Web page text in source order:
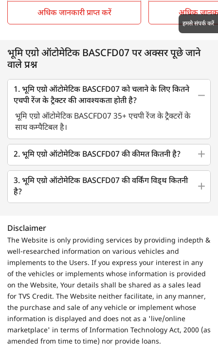
अधिक जानकारी प्राप्त करें अधिक
भूमि एग्रो ऑटोमेटिक BASCFD07 पर अक्सर पूछे जाने
वाले प्रश्न
1. भूमि एग्रो ऑटोमेटिक BASCFD07 को चलाने के लिए कितने
एचपी रेंज के ट्रैक्टर की आवश्यकता होती है?
भूमि एग्रो ऑटोमेटिक BASCFD07 35+ एचपी रेंज के ट्रैक्टरों के
साथ कम्पैटिबल है।
2. भूमि एग्रो ऑटोमेटिक BASCFD07 की कीमत कितनी है?
3. भूमि एग्रो ऑटोमेटिक BASCFD07 की वर्किंग विड्थ कितनी
है?
Disclaimer
The Website is only providing services by providing indepth &
well-researched information on various vehicles and
implements to the Users. If you express your interest in any
of the vehicles or implements whose information is provided
on the Website, Your details shall be shared as a sales lead
for TVS Credit. The Website neither facilitate, in any manner,
the purchase and sale of any vehicle or implement whose
information is displayed and does not as a 'live/online
marketplace' in terms of Information Technology Act, 2000 (as
amended from time to time) nor provide loans.
हमसे संपर्क करें